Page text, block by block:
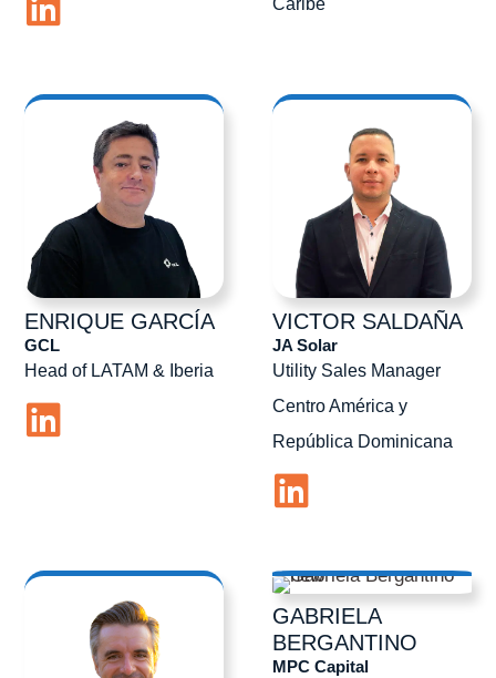
Caribe
ENRIQUE GARCÍA
Head of LATAM & Iberia
GCL
VICTOR SALDAÑA
Utility Sales Manager
Centro América y
República Dominicana
JA Solar
GABRIELA
BERGANTINO
MPC Capital